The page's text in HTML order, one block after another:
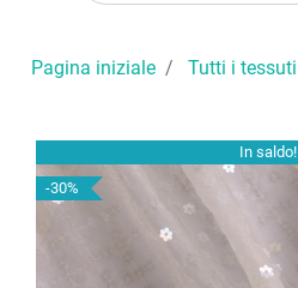
Pagina iniziale Tutti i tessuti
In saldo!
-30%